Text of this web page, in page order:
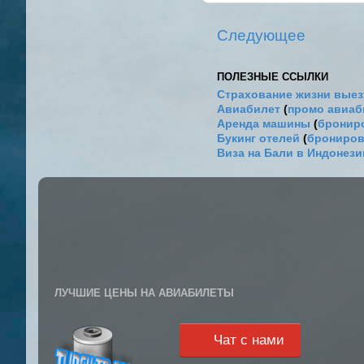
Следующее
ПОЛЕЗНЫЕ ССЫЛКИ
Страхование жизни
Авиабилет (промо
Аренда машины (
Букинг отелей (
Виза на Бали в
ЛУЧШИЕ ЦЕНЫ НА АВИАБИЛЕТЫ
Чат с нами